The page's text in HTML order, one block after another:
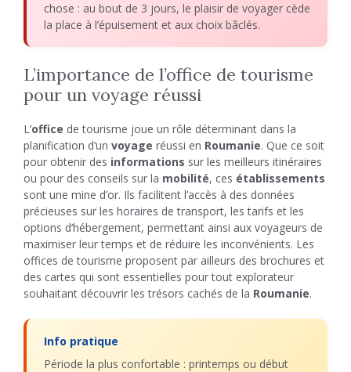
chose : au bout de 3 jours, le plaisir de voyager cède
la place à l’épuisement et aux choix bâclés.
L’importance de l’office de tourisme
pour un voyage réussi
L’office de tourisme joue un rôle déterminant dans la
planification d’un voyage réussi en Roumanie. Que ce soit
pour obtenir des informations sur les meilleurs itinéraires
ou pour des conseils sur la mobilité, ces établissements
sont une mine d’or. Ils facilitent l’accès à des données
précieuses sur les horaires de transport, les tarifs et les
options d’hébergement, permettant ainsi aux voyageurs de
maximiser leur temps et de réduire les inconvénients. Les
offices de tourisme proposent par ailleurs des brochures et
des cartes qui sont essentielles pour tout explorateur
souhaitant découvrir les trésors cachés de la Roumanie.
Info pratique
Période la plus confortable : printemps ou début